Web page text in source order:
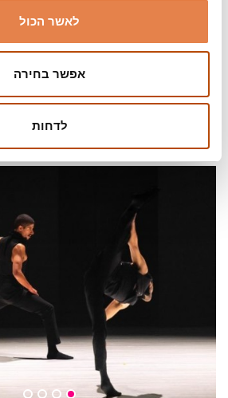
לאשר הכול
אפשר בחירה
לדחות
עופר מולדובן, גיל נמט
מופע בחירה למנויי סדרת המחול